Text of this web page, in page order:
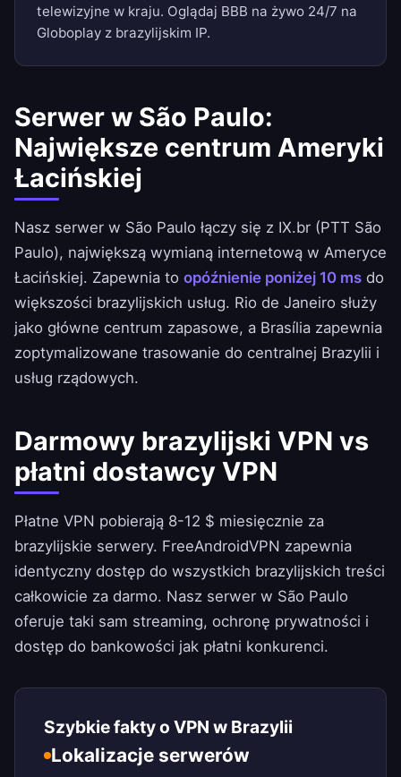
telewizyjne w kraju. Oglądaj BBB na żywo 24/7 na
Globoplay z brazylijskim IP.
Serwer w São Paulo:
Największe centrum Ameryki
Łacińskiej
Nasz serwer w São Paulo łączy się z IX.br (PTT São
Paulo), największą wymianą internetową w Ameryce
Łacińskiej. Zapewnia to opóźnienie poniżej 10 ms do
większości brazylijskich usług. Rio de Janeiro służy
jako główne centrum zapasowe, a Brasília zapewnia
zoptymalizowane trasowanie do centralnej Brazylii i
usług rządowych.
Darmowy brazylijski VPN vs
płatni dostawcy VPN
Płatne VPN pobierają 8-12 $ miesięcznie za
brazylijskie serwery. FreeAndroidVPN zapewnia
identyczny dostęp do wszystkich brazylijskich treści
całkowicie za darmo. Nasz serwer w São Paulo
oferuje taki sam streaming, ochronę prywatności i
dostęp do bankowości jak płatni konkurenci.
Szybkie fakty o VPN w Brazylii
Lokalizacje serwerów